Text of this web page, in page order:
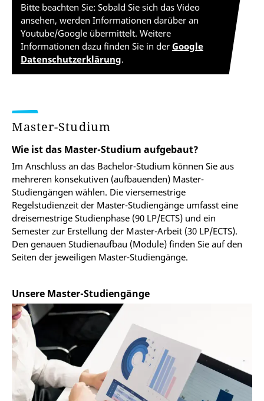
Bitte beachten Sie: Sobald Sie sich das Video
ansehen, werden Informationen darüber an
Youtube/Google übermittelt. Weitere
Informationen dazu finden Sie in der Google
Datenschutzerklärung.
Master-Studium
Wie ist das Master-Studium aufgebaut?
Im Anschluss an das Bachelor-Studium können Sie aus
mehreren konsekutiven (aufbauenden) Master-
Studiengängen wählen. Die viersemestrige
Regelstudienzeit der Master-Studiengänge umfasst eine
dreisemestrige Studienphase (90 LP/ECTS) und ein
Semester zur Erstellung der Master-Arbeit (30 LP/ECTS).
Den genauen Studienaufbau (Module) finden Sie auf den
Seiten der jeweiligen Master-Studiengänge.
Unsere Master-Studiengänge